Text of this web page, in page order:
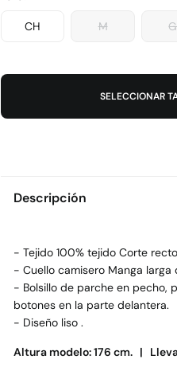
CH M G
SELECCIONAR
Descripción
- Tejido 100% tejido Corte
- Cuello camisero Manga larga
- Bolsillo de parche en pecho,
botones en la parte delantera.
- Diseño liso .
Altura modelo: 176 cm. |